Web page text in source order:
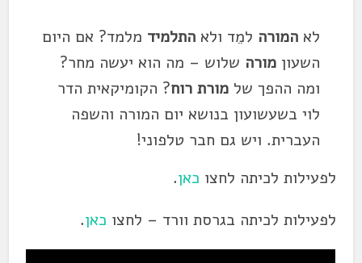
לא המורה למֵד ולא התלמיד מלמד? אם היום
השעון מורה שלוש – מה הוא יעשה מחר?
ומה ההפך של מורת רוח? הקומיקאית הדר
לוי בשעשועון בנושא יום המורה והשפה
העברית. ויש גם חבר טלפוני!
לפעילות לכיתה לחצו כאן.
לפעילות לכיתה בגרסת וורד – לחצו כאן.